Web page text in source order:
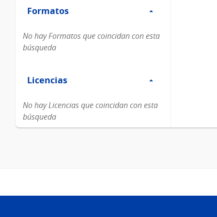
Formatos
Formatos
No hay Formatos que coincidan con esta
búsqueda
Licencias
Licencias
No hay Licencias que coincidan con esta
búsqueda